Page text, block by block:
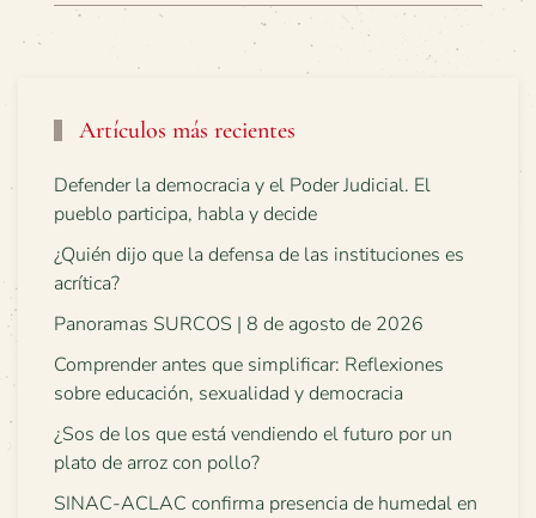
Artículos más recientes
Defender la democracia y el Poder Judicial. El
pueblo participa, habla y decide
¿Quién dijo que la defensa de las instituciones es
acrítica?
Panoramas SURCOS | 8 de agosto de 2026
Comprender antes que simplificar: Reflexiones
sobre educación, sexualidad y democracia
¿Sos de los que está vendiendo el futuro por un
plato de arroz con pollo?
SINAC-ACLAC confirma presencia de humedal en